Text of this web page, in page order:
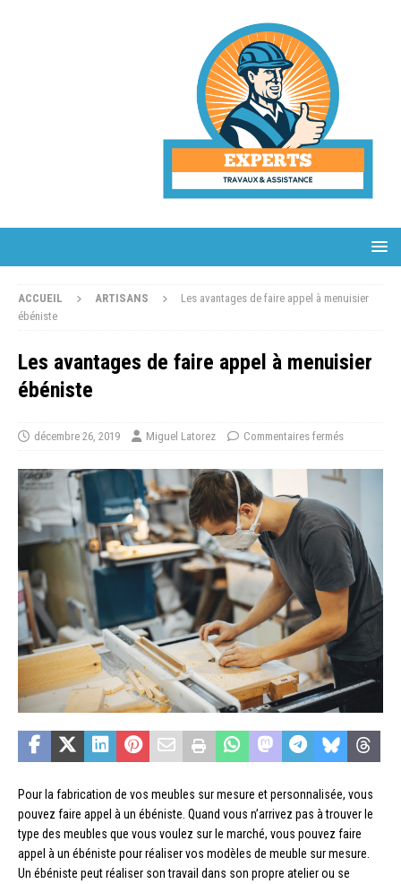
ACCUEIL ARTISANS
Les avantages de faire appel à menuisier
ébéniste
Les avantages de faire appel à menuisier
ébéniste
décembre 26, 2019 Miguel Latorez Commentaires fermés
Pour la fabrication de vos meubles sur mesure et personnalisée, vous
pouvez faire appel à un ébéniste. Quand vous n’arrivez pas à trouver le
type des meubles que vous voulez sur le marché, vous pouvez faire
appel à un ébéniste pour réaliser vos modèles de meuble sur mesure.
Un ébéniste peut réaliser son travail dans son propre atelier ou se